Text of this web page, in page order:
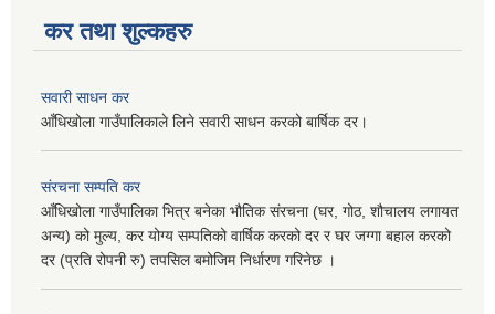
कर तथा शुल्कहरु
सवारी साधन कर
आँधिखोला गाउँपालिकाले लिने सवारी साधन करको बार्षिक दर।
संरचना सम्पति कर
आँधिखोला गाउँपालिका भित्र बनेका भौतिक संरचना (घर, गोठ, शौचालय लगायत
अन्य) को मुल्य, कर योग्य सम्पतिको वार्षिक करको दर र घर जग्गा बहाल करको
दर (प्रति रोपनी रु) तपसिल बमोजिम निर्धारण गरिनेछ ।